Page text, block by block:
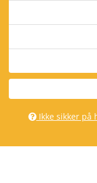
Ikke sikker på